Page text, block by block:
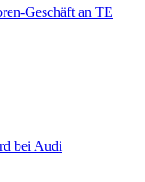
Geschäft an TE
bei Audi